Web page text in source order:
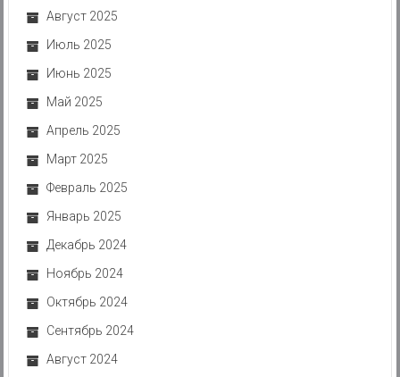
Август 2025
Июль 2025
Июнь 2025
Май 2025
Апрель 2025
Март 2025
Февраль 2025
Январь 2025
Декабрь 2024
Ноябрь 2024
Октябрь 2024
Сентябрь 2024
Август 2024